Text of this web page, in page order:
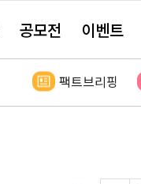
공모전 이벤트
팩트브리핑